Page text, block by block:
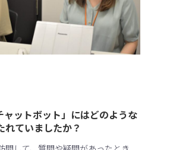
ャットボット」にはどのような
れていましたか？